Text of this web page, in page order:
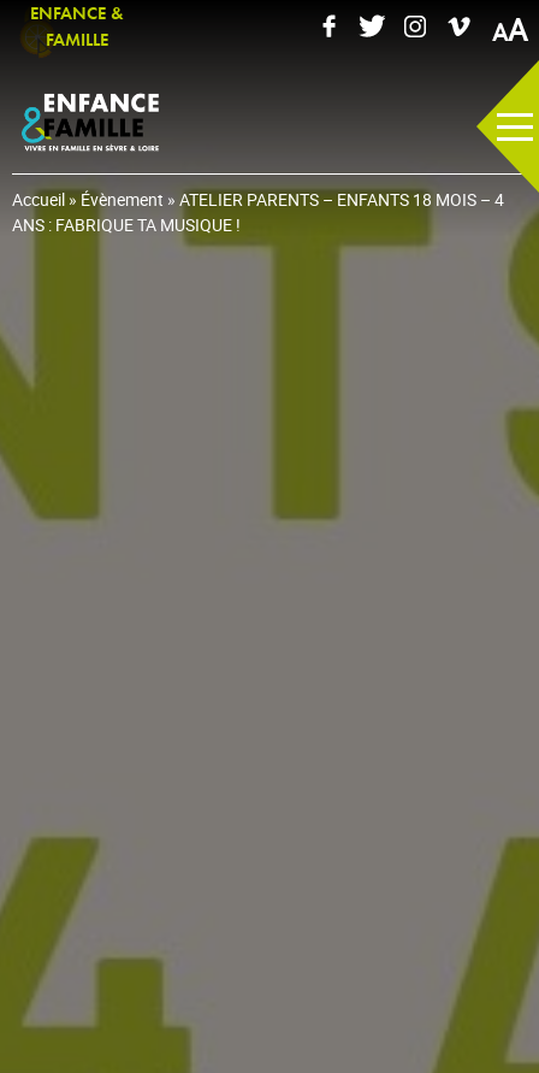
ENFANCE &
FAMILLE
A
Accueil » Évènement » ATELIER PARENTS – ENFANTS 18 MOIS – 4
ANS : FABRIQUE TA MUSIQUE !